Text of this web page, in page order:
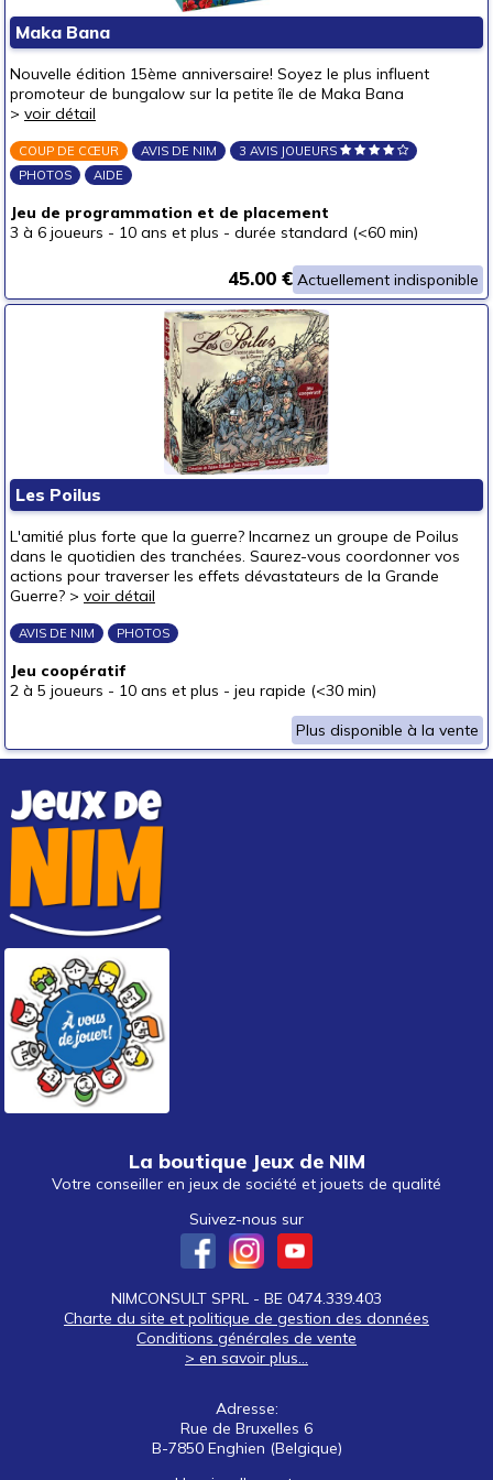
Puzzles & casse-têtes
un bébé (0-3 ans)
un p'tit bout (3-6 ans)
un junior (6-8 ans)
un jeune ado (8-12 ans)
un ado (12-16 ans)
autour de 30 €
autour de 40 €
(1)
autour de 50 €
50 € et au-delà
Maka Bana
Nouvelle édition 15ème anniversaire! Soyez le plus influent
promoteur de bungalow sur la petite île de Maka Bana
> voir détail
COUP DE CŒUR AVIS DE NIM
3 AVIS JOUEURS
PHOTOS
AIDE
Jeu de programmation et de placement
3 à 6 joueurs - 10 ans et plus - durée standard (<60 min)
Actuellement indisponible
45.00 €
Les Poilus
L'amitié plus forte que la guerre? Incarnez un groupe de Poilus
dans le quotidien des tranchées. Saurez-vous coordonner vos
actions pour traverser les effets dévastateurs de la Grande
Guerre? > voir détail
AVIS DE NIM PHOTOS
Jeu coopératif
2 à 5 joueurs - 10 ans et plus - jeu rapide (<30 min)
Plus disponible à la vente
La boutique Jeux de NIM
Votre conseiller en jeux de société et jouets de qualité
Suivez-nous sur
NIMCONSULT SPRL - BE 0474.339.403
Charte du site et politique de gestion des données
Conditions générales de vente
> en savoir plus...
Adresse:
Rue de Bruxelles 6
B-7850 Enghien (Belgique)